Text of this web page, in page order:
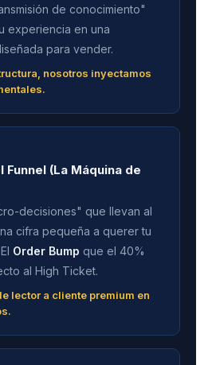
de conocimiento"
experiencia en una
para vender.
nosotros inyectamos
Funnel (La Máquina de
decisiones" que llevan al
cifra pequeña a querer tu
Order Bump que el 40%
al High Ticket.
lector a cliente premium en